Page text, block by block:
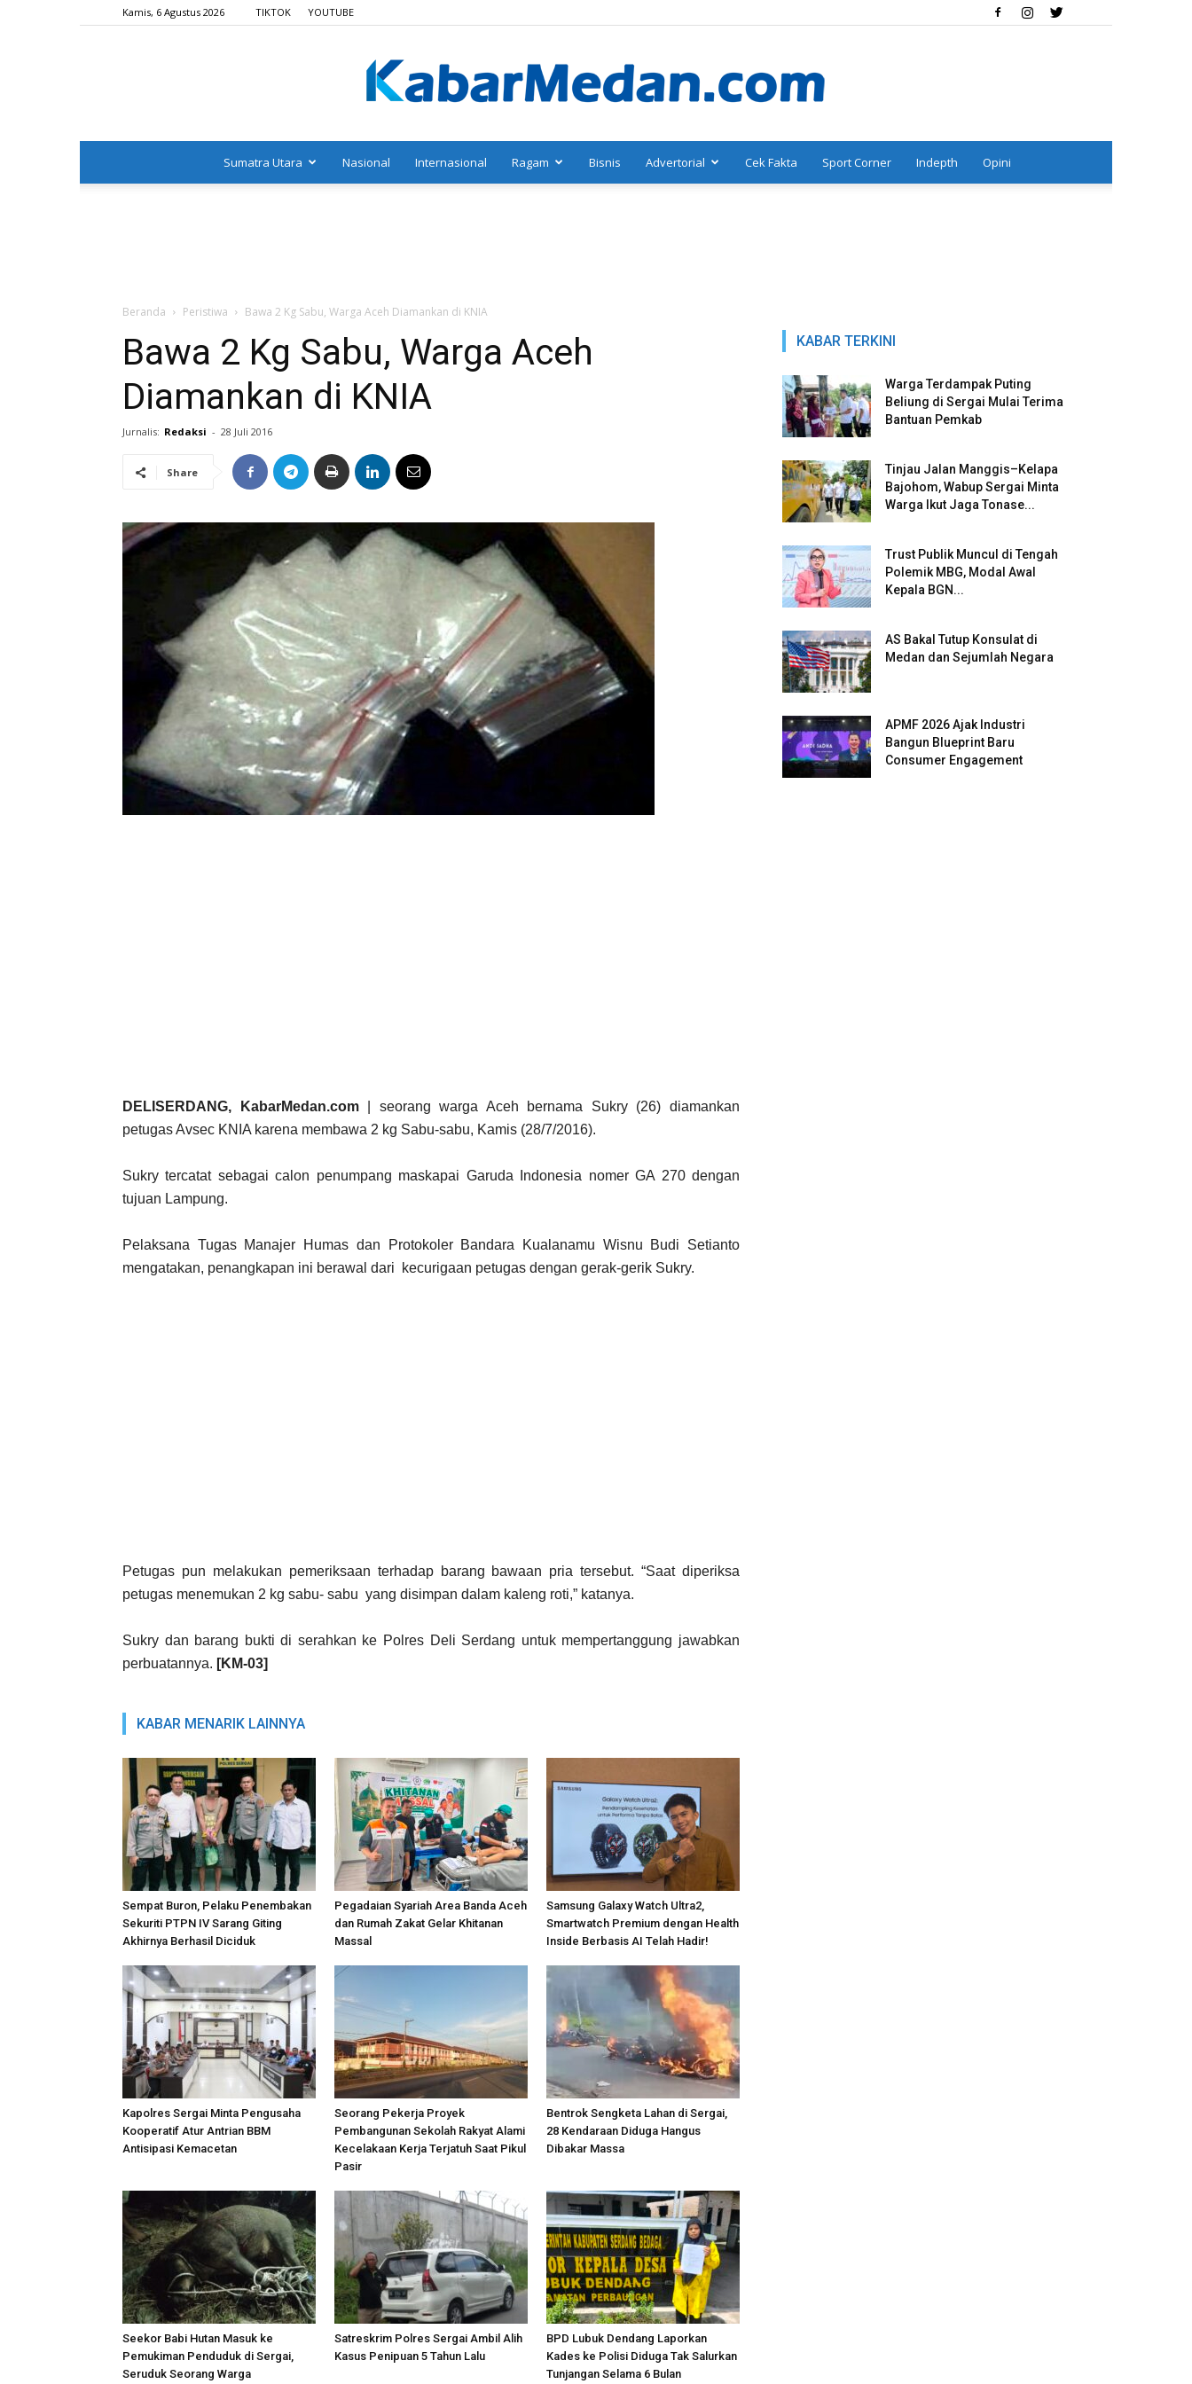
Kamis, 6 Agustus 2026 TIKTOK YOUTUBE
Sumatra Utara Nasional Internasional Ragam Bisnis Advertorial Cek Fakta Sport Corner Indepth Opini
Beranda Peristiwa Bawa 2 Kg Sabu, Warga Aceh Diamankan di KNIA
Bawa 2 Kg Sabu, Warga Aceh
Diamankan di KNIA
Jurnalis: Redaksi - 28 Juli 2016
Share
DELISERDANG, KabarMedan.com| seorang warga Aceh bernama Sukry (26) diamankan
petugas Avsec KNIA karena membawa 2 kg Sabu-sabu, Kamis (28/7/2016).
Sukry tercatat sebagai calon penumpang maskapai Garuda Indonesia nomer GA 270 dengan
tujuan Lampung.
Pelaksana Tugas Manajer Humas dan Protokoler Bandara Kualanamu Wisnu Budi Setianto
mengatakan, penangkapan ini berawal dari kecurigaan petugas dengan gerak-gerik Sukry.
Petugas pun melakukan pemeriksaan terhadap barang bawaan pria tersebut.“Saat diperiksa
petugas menemukan 2 kg sabu- sabu yang disimpan dalam kaleng roti,” katanya.
Sukry dan barang bukti di serahkan ke Polres Deli Serdang untuk mempertanggung jawabkan
perbuatannya. [KM-03]
KABAR MENARIK LAINNYA
Sempat Buron, Pelaku Penembakan
Sekuriti PTPN IV Sarang Giting
Akhirnya Berhasil Diciduk
Pegadaian Syariah Area Banda Aceh
dan Rumah Zakat Gelar Khitanan
Massal
Samsung Galaxy Watch Ultra2,
Smartwatch Premium dengan Health
Inside Berbasis AI Telah Hadir!
Kapolres Sergai Minta Pengusaha
Kooperatif Atur Antrian BBM
Antisipasi Kemacetan
Seorang Pekerja Proyek
Pembangunan Sekolah Rakyat Alami
Kecelakaan Kerja Terjatuh Saat Pikul
Pasir
Bentrok Sengketa Lahan di Sergai,
28 Kendaraan Diduga Hangus
Dibakar Massa
Seekor Babi Hutan Masuk ke
Pemukiman Penduduk di Sergai,
Seruduk Seorang Warga
Satreskrim Polres Sergai Ambil Alih
Kasus Penipuan 5 Tahun Lalu
BPD Lubuk Dendang Laporkan
Kades ke Polisi Diduga Tak Salurkan
Tunjangan Selama 6 Bulan
KABAR TERKINI
Warga Terdampak Puting
Beliung di Sergai Mulai Terima
Bantuan Pemkab
Tinjau Jalan Manggis–Kelapa
Bajohom, Wabup Sergai Minta
Warga Ikut Jaga Tonase...
Trust Publik Muncul di Tengah
Polemik MBG, Modal Awal
Kepala BGN...
AS Bakal Tutup Konsulat di
Medan dan Sejumlah Negara
APMF 2026 Ajak Industri
Bangun Blueprint Baru
Consumer Engagement